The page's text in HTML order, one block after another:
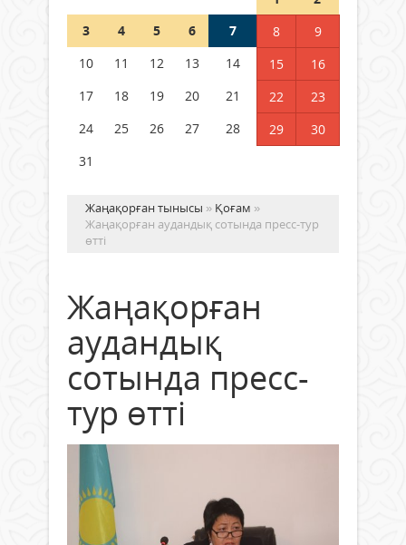
Германия аптап ыстыққа
бастады
04 тамыз 2026 ж.
3
4 5 6 7 8
9
10
11 12 13 14 15
16
17
18 19 20 21 22
23
24
25 26 27 28 29
30
31
Жаңақорған тынысы » Қоғам »
Жаңақорған аудандық сотында пресс-тур
өтті
Жаңақорған
аудандық
сотында пресс-
тур өтті